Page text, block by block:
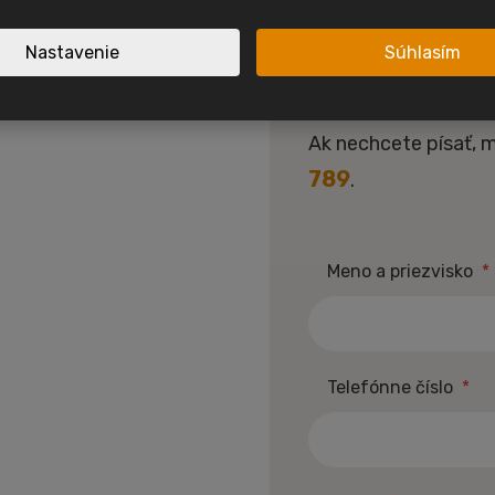
dom?
Ak nechcete písať,
789.
Meno a priezvisko *
Telefónne číslo *
Nastavenie Súhlasím
Sledujte nás na